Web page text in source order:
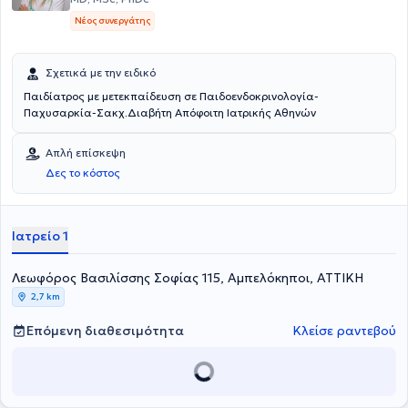
Νέος συνεργάτης
Σχετικά με την ειδικό
Παιδίατρος με μετεκπαίδευση σε Παιδοενδοκρινολογία-
Παχυσαρκία-Σακχ.Διαβήτη Απόφοιτη Ιατρικής Αθηνών
Απλή επίσκεψη
Δες το κόστος
Ιατρείο 1
Λεωφόρος Βασιλίσσης Σοφίας 115, Αμπελόκηποι, ΑΤΤΙΚΗ
2,7 km
Επόμενη διαθεσιμότητα Κλείσε ραντεβού